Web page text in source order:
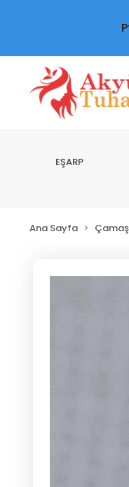
EŞARP
Ana Sayfa